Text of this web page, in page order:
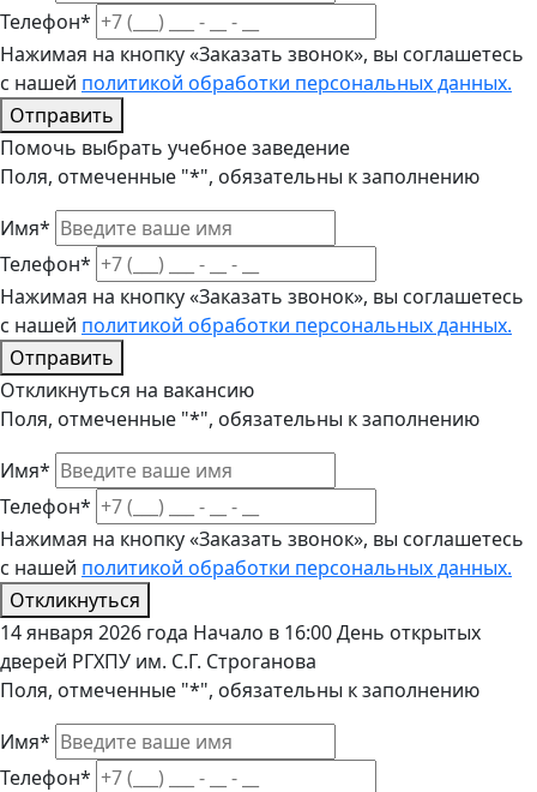
Телефон*
Нажимая на кнопку «Заказать звонок», вы соглашетесь
с нашей политикой обработки персональных данных.
Отправить
Помочь выбрать учебное заведение
Поля, отмеченные "*", обязательны к заполнению
Имя*
Телефон*
Нажимая на кнопку «Заказать звонок», вы соглашетесь
с нашей политикой обработки персональных данных.
Отправить
Откликнуться на вакансию
Поля, отмеченные "*", обязательны к заполнению
Имя*
Телефон*
Нажимая на кнопку «Заказать звонок», вы соглашетесь
с нашей политикой обработки персональных данных.
Откликнуться
14 января 2026 года Начало в 16:00 День открытых
дверей РГХПУ им. С.Г. Строганова
Поля, отмеченные "*", обязательны к заполнению
Имя*
Телефон*